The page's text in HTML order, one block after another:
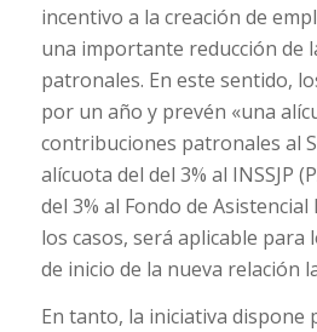
incentivo a la creación de
una importante reducción de
patronales. En este sentido,
por un año y prevén «una
contribuciones patronales al
alícuota del del 3% al INSSJP
del 3% al Fondo de
los casos, será aplicable para
de inicio de la nueva relación
En tanto, la iniciativa dispone